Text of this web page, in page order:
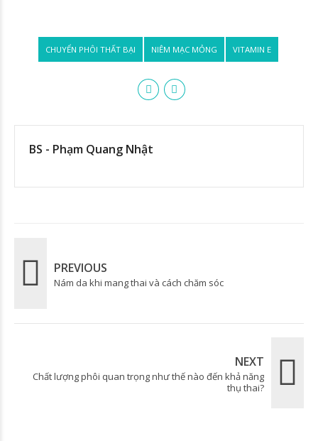
CHUYỂN PHÔI THẤT BẠI NIÊM MẠC MỎNG VITAMIN E
BS - Phạm Quang Nhật
PREVIOUS
Nám da khi mang thai và cách chăm sóc
NEXT
Chất lượng phôi quan trọng như thế nào đến khả năng
thụ thai?